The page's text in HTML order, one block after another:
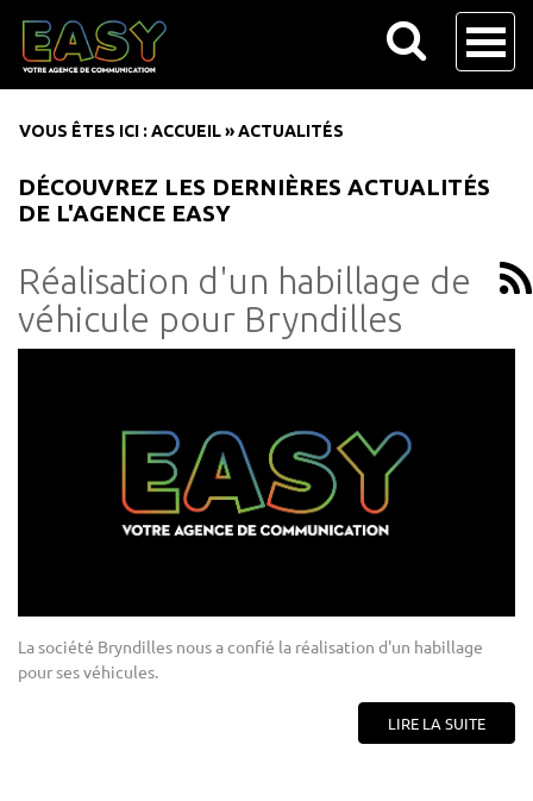
VOUS ÊTES ICI : ACCUEIL»ACTUALITÉS
DÉCOUVREZ LES DERNIÈRES ACTUALITÉS
DE L'AGENCE EASY
Réalisation d'un habillage de
véhicule pour Bryndilles
La société Bryndilles nous a confié la réalisation d'un habillage
pour ses véhicules.
LIRE LA SUITE